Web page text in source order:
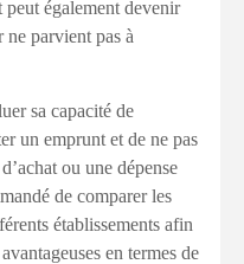
peut également devenir
parvient pas à
sa capacité de
un emprunt et de ne pas
ou une dépense
de comparer les
établissements afin
en termes de